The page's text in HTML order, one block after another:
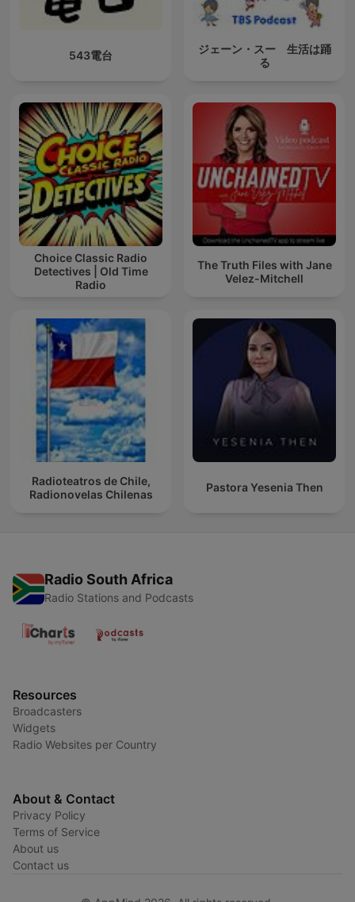
543電台
ジェーン・スー 生活は踊
る
Choice Classic Radio
Detectives | Old Time
Radio
The Truth Files with Jane
Velez-Mitchell
Radioteatros de Chile,
Radionovelas Chilenas
Pastora Yesenia Then
Radio South Africa
Radio Stations and Podcasts
Resources
Broadcasters
Widgets
Radio Websites per Country
About & Contact
Privacy Policy
Terms of Service
About us
Contact us